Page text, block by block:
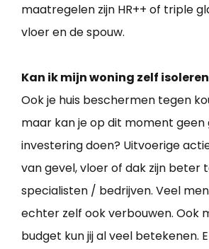
maatregelen zijn HR++ of triple
vloer en de spouw.
Kan ik mijn woning zelf
Ook je huis beschermen tegen
maar kan je op dit moment
investering doen? Uitvoerige
van gevel, vloer of dak zijn beter
specialisten / bedrijven. Veel
echter zelf ook verbouwen. Ook
budget kun jij al veel betekenen.